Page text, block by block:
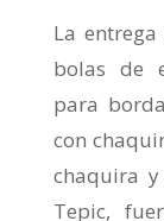
La
bolas de
para
con
chaquira
Tepic,